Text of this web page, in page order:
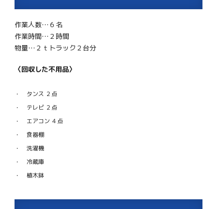
作業人数…６名
作業時間…２時間
物量…２ｔトラック２台分
〈回収した不用品〉
タンス ２点
テレビ ２点
エアコン ４点
食器棚
洗濯機
冷蔵庫
植木鉢